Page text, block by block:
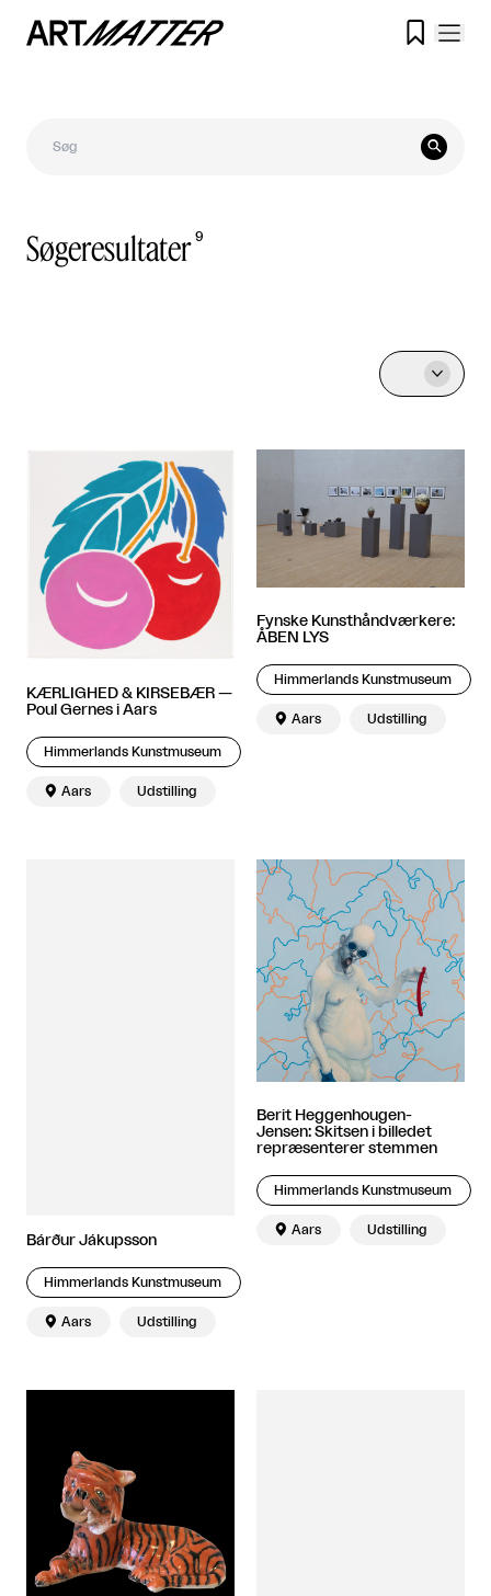


Søgeresultater 9

KÆRLIGHED & KIRSEBÆR —
Poul Gernes i Aars
Himmerlands Kunstmuseum
 Aars Udstilling
Fynske Kunsthåndværkere:
ÅBEN LYS
Himmerlands Kunstmuseum
 Aars Udstilling
Bárður Jákupsson
Himmerlands Kunstmuseum
 Aars Udstilling
Berit Heggenhougen-
Jensen: Skitsen i billedet
repræsenterer stemmen
Himmerlands Kunstmuseum
 Aars Udstilling